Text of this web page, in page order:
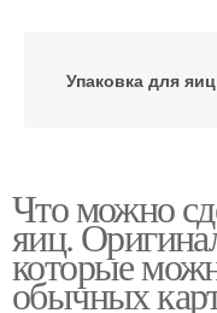
Упаковка для яиц
Что можно
яиц.
которые
обычных